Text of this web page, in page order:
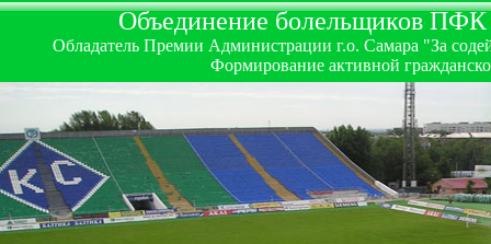
Объединение болельщиков
Обладатель Премии Администрации г.о. Самара "За
Формирование активной